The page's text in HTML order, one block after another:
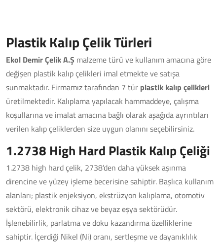
Plastik Kalıp Çelik Türleri
Ekol Demir Çelik A.Ş malzeme türü ve kullanım amacına göre
değişen plastik kalıp çelikleri imal etmekte ve satışa
sunmaktadır. Firmamız tarafından 7 tür plastik kalıp çelikleri
üretilmektedir. Kalıplama yapılacak hammaddeye, çalışma
koşullarına ve imalat amacına bağlı olarak aşağıda ayrıntıları
verilen kalıp çeliklerden size uygun olanını seçebilirsiniz.
1.2738 High Hard Plastik Kalıp Çeliği
1.2738 high hard çelik, 2738’den daha yüksek aşınma
direncine ve yüzey işleme becerisine sahiptir. Başlıca kullanım
alanları; plastik enjeksiyon, ekstrüzyon kalıplama, otomotiv
sektörü, elektronik cihaz ve beyaz eşya sektörüdür.
İşlenebilirlik, parlatma ve doku kazandırma özelliklerine
sahiptir. İçerdiği Nikel (Ni) oranı, sertleşme ve dayanıklılık